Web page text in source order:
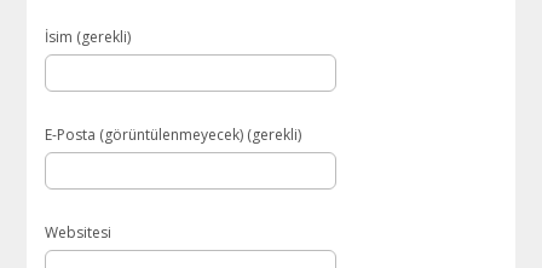
İsim (gerekli)
E-Posta (görüntülenmeyecek) (gerekli)
Websitesi